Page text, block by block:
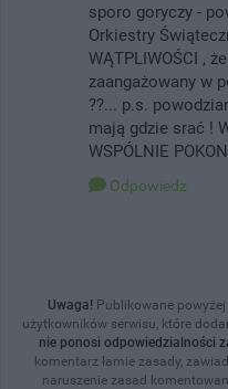
sporo goryczy -
Orkiestry
WĄTPLIWOŚCI ,
zaangażowany w
??... p.s.
mają gdzie srać !
WSPÓLNIE
Odpowiedz
Uwaga! Publikowane
użytkowników serwisu, które
nie ponosi odpowiedzialności
komentarz łamie zasady,
naruszenie zasad